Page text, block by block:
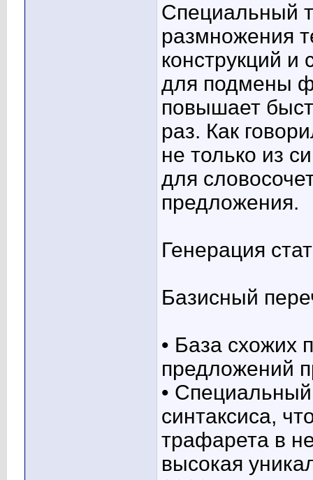
Специальный
размножения
конструкций
для подмены
повышает
раз. Как
не только из
для
предложения.
Генерация
Базисный
• База схожих
предложений
• Специальный
синтаксиса,
трафарета в
высокая